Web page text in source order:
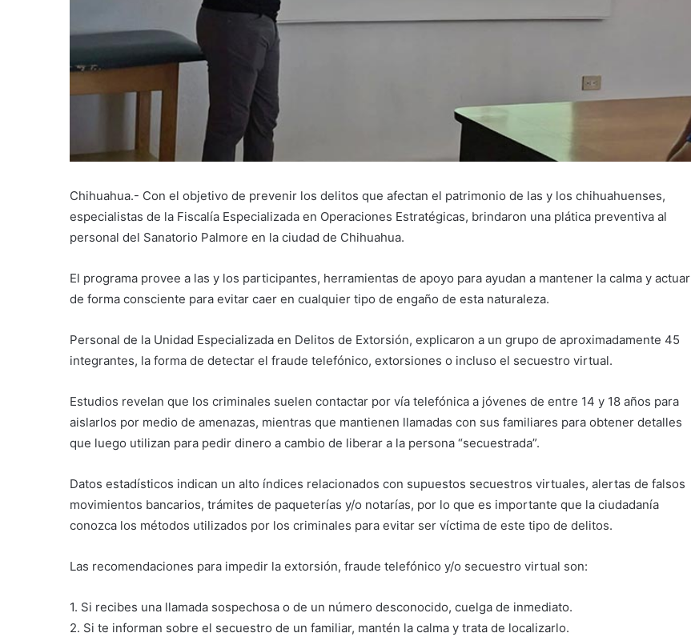
Chihuahua.- Con el objetivo de prevenir los delitos que afectan el patrimonio de las y los chihuahuenses,
especialistas de la Fiscalía Especializada en Operaciones Estratégicas, brindaron una plática preventiva al
personal del Sanatorio Palmore en la ciudad de Chihuahua.
El programa provee a las y los participantes, herramientas de apoyo para ayudan a mantener la calma y actuar
de forma consciente para evitar caer en cualquier tipo de engaño de esta naturaleza.
Personal de la Unidad Especializada en Delitos de Extorsión, explicaron a un grupo de aproximadamente 45
integrantes, la forma de detectar el fraude telefónico, extorsiones o incluso el secuestro virtual.
Estudios revelan que los criminales suelen contactar por vía telefónica a jóvenes de entre 14 y 18 años para
aislarlos por medio de amenazas, mientras que mantienen llamadas con sus familiares para obtener detalles
que luego utilizan para pedir dinero a cambio de liberar a la persona “secuestrada”.
Datos estadísticos indican un alto índices relacionados con supuestos secuestros virtuales, alertas de falsos
movimientos bancarios, trámites de paqueterías y/o notarías, por lo que es importante que la ciudadanía
conozca los métodos utilizados por los criminales para evitar ser víctima de este tipo de delitos.
Las recomendaciones para impedir la extorsión, fraude telefónico y/o secuestro virtual son:
1. Si recibes una llamada sospechosa o de un número desconocido, cuelga de inmediato.
2. Si te informan sobre el secuestro de un familiar, mantén la calma y trata de localizarlo.